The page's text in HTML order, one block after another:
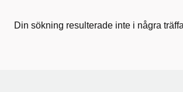
Din sökning resulterade inte i några